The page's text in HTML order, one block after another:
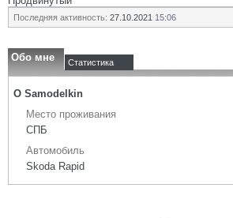
Последняя активность: 27.10.2021 15:06
Обо мне Статистика
О Samodelkin
Место проживания
СПБ
Автомобиль
Skoda Rapid